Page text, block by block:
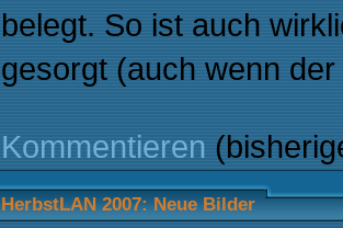
belegt. So ist auch
gesorgt (auch wenn
Kommentieren
HerbstLAN 2007: Neue Bilder